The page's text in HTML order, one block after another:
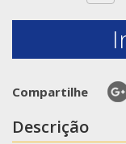
Compartilhe
Descrição